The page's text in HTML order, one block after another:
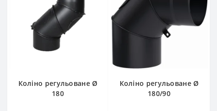
Коліно регульоване Ø
180
Коліно регульоване Ø
180/90